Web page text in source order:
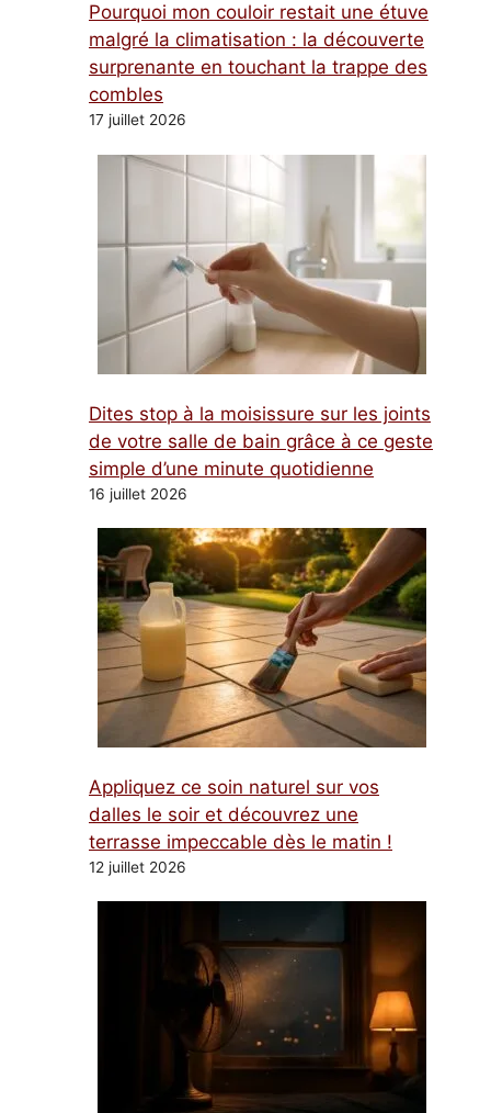
Pourquoi mon couloir restait une étuve
malgré la climatisation : la découverte
surprenante en touchant la trappe des
combles
17 juillet 2026
Dites stop à la moisissure sur les joints
de votre salle de bain grâce à ce geste
simple d’une minute quotidienne
16 juillet 2026
Appliquez ce soin naturel sur vos
dalles le soir et découvrez une
terrasse impeccable dès le matin !
12 juillet 2026